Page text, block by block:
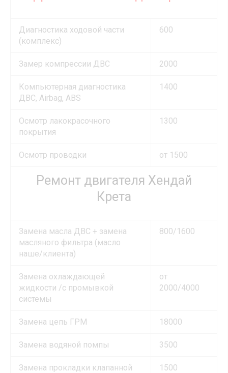
Диагностика ходовой части
(комплекс)
600
Замер компрессии ДВС 2000
Компьютерная диагностика
ДВС, Airbag, ABS
1400
Осмотр лакокрасочного
покрытия
1300
Осмотр проводки от 1500
Ремонт двигателя Хендай
Крета
Замена масла ДВС + замена
масляного фильтра (масло
наше/клиента)
800/1600
Замена охлаждающей
жидкости /с промывкой
системы
от
2000/4000
Замена цепь ГРМ 18000
Замена водяной помпы 3500
Замена прокладки клапанной
1500